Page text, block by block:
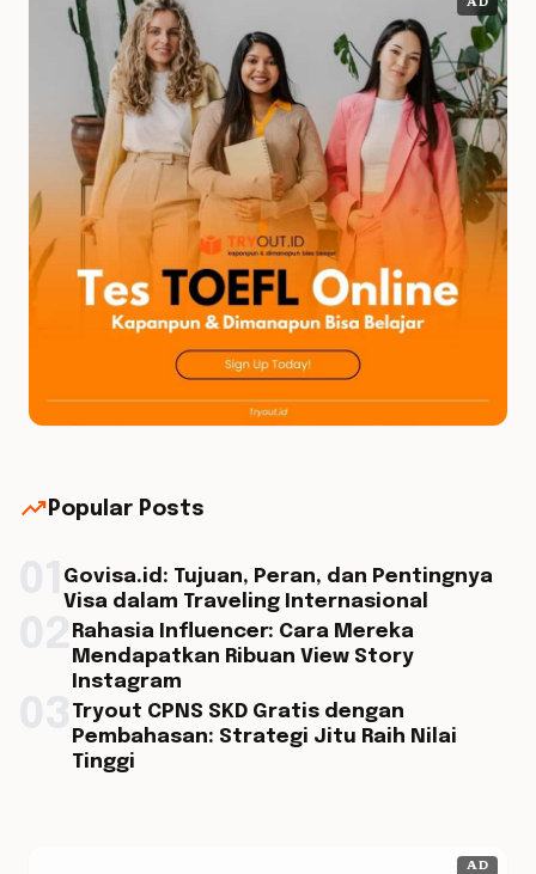
AD
trending_up Popular Posts
Govisa.id: Tujuan, Peran, dan Pentingnya
Visa dalam Traveling Internasional
Rahasia Influencer: Cara Mereka
Mendapatkan Ribuan View Story
Instagram
Tryout CPNS SKD Gratis dengan
Pembahasan: Strategi Jitu Raih Nilai
Tinggi
AD